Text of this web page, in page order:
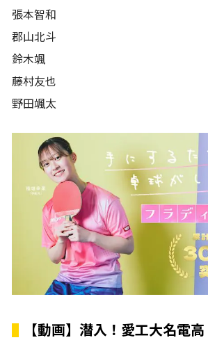
張本智和
郡山北斗
鈴木颯
藤村友也
野田颯太
【動画】潜入！愛工大名電高